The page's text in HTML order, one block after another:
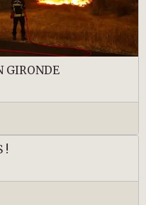
GIRONDE
!